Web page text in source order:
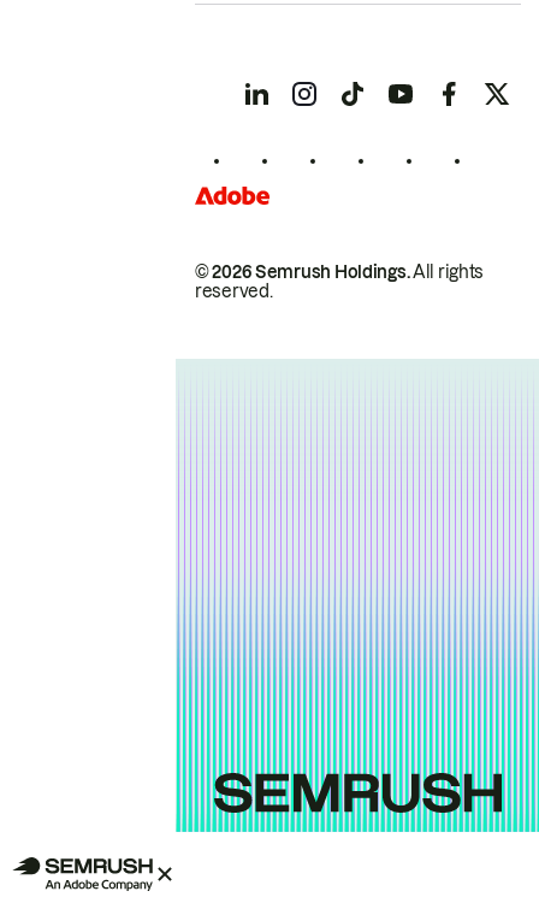
© 2026 Semrush Holdings.All rights
reserved.